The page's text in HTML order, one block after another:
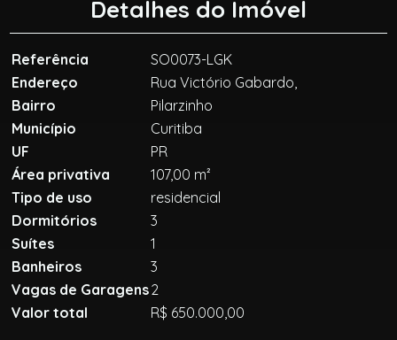
Detalhes do Imóvel
Referência
SO0073-LGK
Endereço
Rua Victório Gabardo,
Bairro
Pilarzinho
Município
Curitiba
UF
PR
Área privativa
107,00 m²
Tipo de uso
residencial
Dormitórios
3
Suítes
1
Banheiros
3
Vagas de Garagens2
Valor total
R$ 650.000,00